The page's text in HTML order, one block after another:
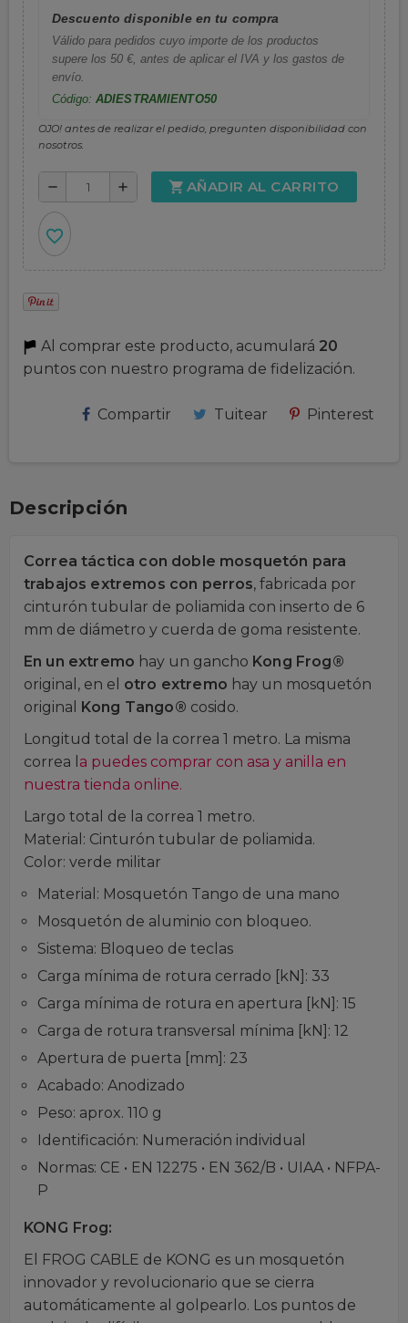
Descuento disponible en tu compra
Válido para pedidos cuyo importe de los productos
supere los 50 €, antes de aplicar el IVA y los gastos de
envío.
Código: ADIESTRAMIENTO50
OJO! antes de realizar el pedido, pregunten disponibilidad con
nosotros.
remove add shopping_cart AÑADIR AL CARRITO
favorite_border
Al comprar este producto, acumulará 20
puntos con nuestro programa de fidelización.
Compartir Tuitear Pinterest
Descripción
Correa táctica con doble mosquetón para
trabajos extremos con perros, fabricada por
cinturón tubular de poliamida con inserto de 6
mm de diámetro y cuerda de goma resistente.
En un extremo hay un gancho Kong Frog®
original, en el otro extremo hay un mosquetón
original
Kong Tango® cosido.
Longitud total de la correa 1 metro. La misma
correa l a puedes comprar con asa y anilla en
nuestra tienda online.
Largo total de la correa 1 metro.
Material: Cinturón tubular de poliamida.
Color: verde militar
Material: Mosquetón Tango de una mano
Mosquetón de aluminio con bloqueo.
Sistema: Bloqueo de teclas
Carga mínima de rotura cerrado [kN]: 33
Carga mínima de rotura en apertura [kN]: 15
Carga de rotura transversal mínima [kN]: 12
Apertura de puerta [mm]: 23
Acabado: Anodizado
Peso: aprox. 110 g
Identificación: Numeración individual
Normas: CE • EN 12275 • EN 362/B • UIAA • NFPA-
P
KONG Frog:
El FROG CABLE de KONG es un mosquetón
innovador y revolucionario que se cierra
automáticamente al golpearlo. Los puntos de